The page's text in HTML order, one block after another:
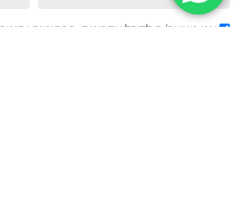
אני מאשר/ת לקבל עדכונים, פרסומות